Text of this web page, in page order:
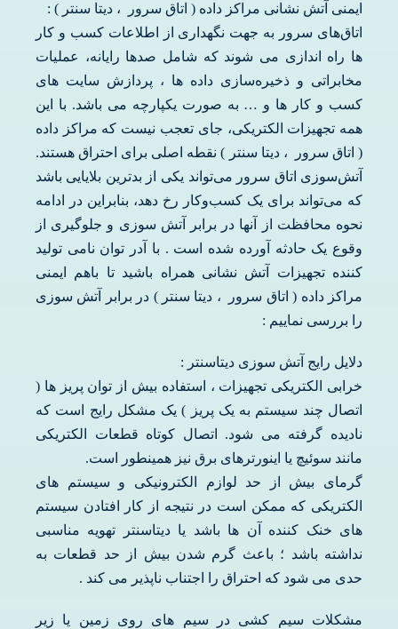
ایمنی آتش نشانی مراکز داده ( اتاق سرور ، دیتا سنتر ) :
اتاق‌های سرور به جهت نگهداری از اطلاعات کسب و کار
ها راه اندازی می شوند که شامل صدها رایانه، عملیات
مخابراتی و ذخیره‌سازی داده ها ، پردازش سایت های
کسب و کار ها و … به صورت یکپارچه می باشد. با این
همه تجهیزات الکتریکی، جای تعجب نیست که مراکز داده
( اتاق سرور ، دیتا سنتر ) نقطه اصلی برای احتراق هستند.
آتش‌سوزی اتاق سرور می‌تواند یکی از بدترین بلایایی باشد
که می‌تواند برای یک کسب‌وکار رخ دهد، بنابراین در ادامه
نحوه محافظت از آنها در برابر آتش سوزی و جلوگیری از
وقوع یک حادثه آورده شده است . با آدر توان نامی تولید
کننده تجهیزات آتش نشانی همراه باشید تا باهم ایمنی
مراکز داده ( اتاق سرور ، دیتا سنتر ) در برابر آتش سوزی
را بررسی نماییم :
دلایل رایج آتش سوزی دیتاسنتر :
خرابی الکتریکی تجهیزات ، استفاده بیش از توان پریز ها (
اتصال چند سیستم به یک پریز ) یک مشکل رایج است که
نادیده گرفته می شود. اتصال کوتاه قطعات الکتریکی
مانند سوئیچ یا اینورترهای برق نیز همینطور است.
گرمای بیش از حد لوازم الکترونیکی و سیستم های
الکتریکی که ممکن است در نتیجه از کار افتادن سیستم
های خنک کننده آن ها باشد یا دیتاسنتر تهویه مناسبی
نداشته باشد ؛ باعث گرم شدن بیش از حد قطعات به
حدی می شود که احتراق را اجتناب ناپذیر می کند .
مشکلات سیم کشی در سیم های روی زمین یا زیر